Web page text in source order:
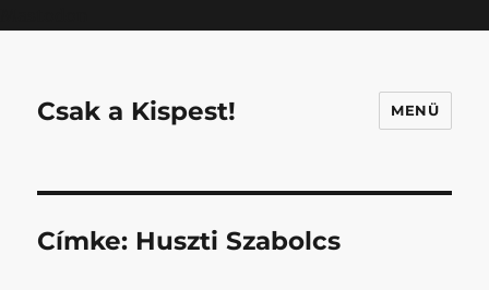
Csak a Kispest! MENÜ
Címke: Huszti Szabolcs